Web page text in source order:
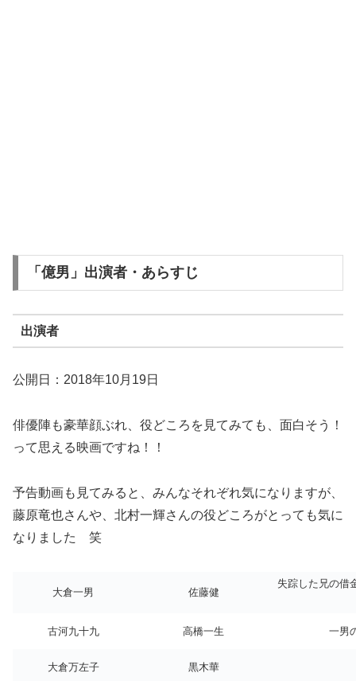
「億男」出演者・あらすじ
出演者
公開日：2018年10月19日
俳優陣も豪華顔ぶれ、役どころを見てみても、面白そう！
って思える映画ですね！！
予告動画も見てみると、みんなそれぞれ気になりますが、
藤原竜也さんや、北村一輝さんの役どころがとっても気に
なりました 笑
大倉一男 佐藤健
失踪した兄の借
古河九十九 高橋一生 一男
大倉万左子 黒木華